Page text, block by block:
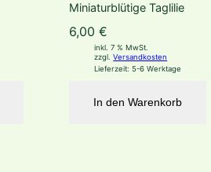
Miniaturblütige Taglilie
6,00€
inkl. 7 % MwSt.
zzgl.Versandkosten
Lieferzeit:5-6 Werktage
In den Warenkorb